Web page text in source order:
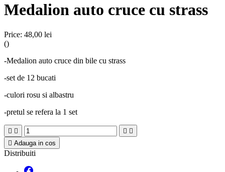
Medalion auto cruce cu strass
Price: 48,00 lei
()
-Medalion auto cruce din bile cu strass
-set de 12 bucati
-culori rosu si albastru
-pretul se refera la 1 set
   
 Adauga in cos
Distribuiti